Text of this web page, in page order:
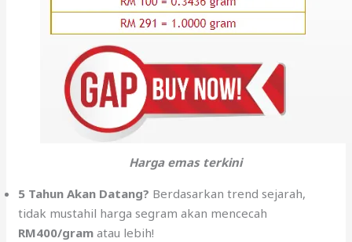
Harga emas terkini
5 Tahun Akan Datang? Berdasarkan trend sejarah,
tidak mustahil harga segram akan mencecah
RM400/gram atau lebih!